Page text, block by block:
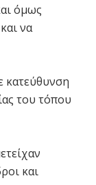
όμως
να
κατεύθυνση
του τόπου
και